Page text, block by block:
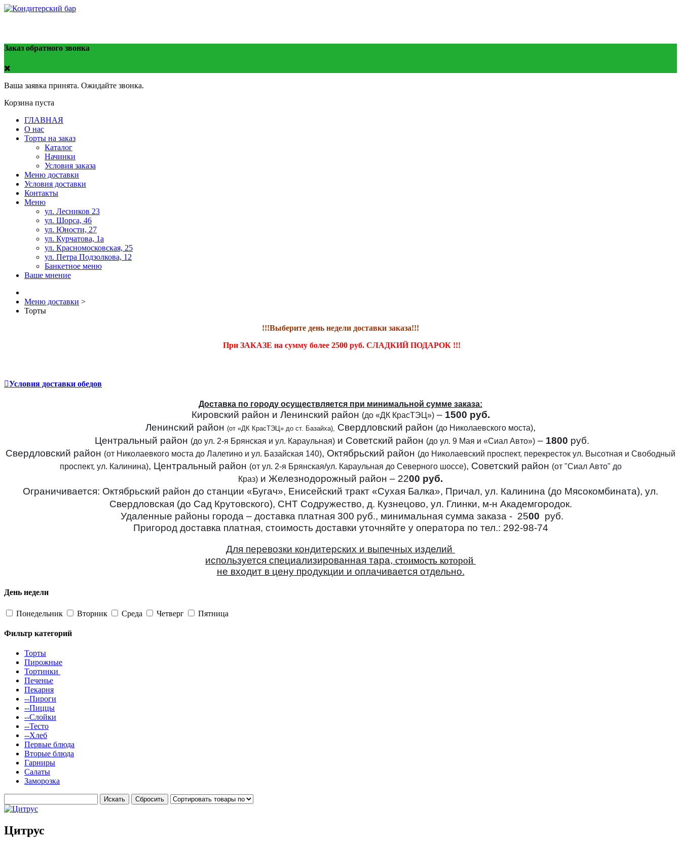
Заказ обратного звонка
Ваша заявка принята. Ожидайте звонка.
Корзина пуста
ГЛАВНАЯ
О нас
Торты на заказ
Каталог
Начинки
Условия заказа
Меню доставки
Условия доставки
Контакты
Меню
ул. Лесников 23
ул. Щорса, 46
ул. Юности, 27
ул. Курчатова, 1а
ул. Красномосковская, 25
ул. Петра Подзолкова, 12
Банкетное меню
Ваше мнение
Меню доставки >
Торты
!!!Выберите день недели доставки заказа!!!
При ЗАКАЗЕ на сумму более 2500 руб. СЛАДКИЙ ПОДАРОК !!!
Условия доставки обедов
Доставка по городу осуществляется при минимальной сумме заказа:
Кировский район и Ленинский район (до «ДК КрасТЭЦ»)– 1500 руб.
Ленинский район (от «ДК КрасТЭЦ» до ст. Базайха), Свердловский район (до Николаевского моста),
Центральный район (до ул. 2-я Брянская и ул. Караульная)и Советский район (до ул. 9 Мая и «Сиал Авто»)– 1800 руб.
Свердловский район (от Николаевкого моста до Лалетино и ул. Базайская 140), Октябрьский район (до Николаевский проспект, перекресток ул. Высотная и Свободный
проспект, ул. Калинина), Центральный район (от ул. 2-я Брянская/ул. Караульная до Северного шоссе), Советский район (от "Сиал Авто" до
Краз) и Железнодорожный район – 2200 руб.
Ограничивается: Октябрьский район до станции «Бугач», Енисейский тракт «Сухая Балка», Причал, ул. Калинина (до Мясокомбината), ул.
Свердловская (до Сад Крутовского), СНТ Содружество, д. Кузнецово, ул. Глинки, м-н Академгородок.
Удаленные районы города – доставка платная 300 руб., минимальная сумма заказа - 2500 руб.
Пригород доставка платная, стоимость доставки уточняйте у оператора по тел.: 292-98-74
Для перевозки кондитерских и выпечных изделий
используется специализированная тара, стоимость которой
не входит в цену продукции и оплачивается отдельно.
День недели
Понедельник Вторник Среда Четверг Пятница
Фильтр категорий
Торты
Пирожные
Тортинки
Печенье
Пекарня
--Пироги
--Пиццы
--Слойки
--Тесто
--Хлеб
Первые блюда
Вторые блюда
Гарниры
Салаты
Заморозка
Цитрус